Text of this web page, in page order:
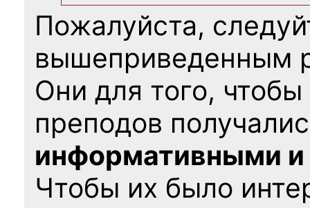
Пожалуйста,
вышеприведенным
Они для того,
преподов
информативными
Чтобы их было